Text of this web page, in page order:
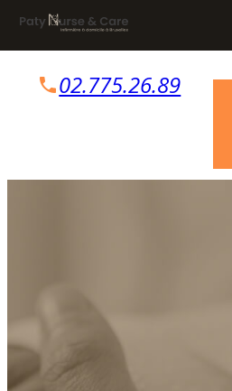
phone02.775.26.89
Panneau de gestion des cookies